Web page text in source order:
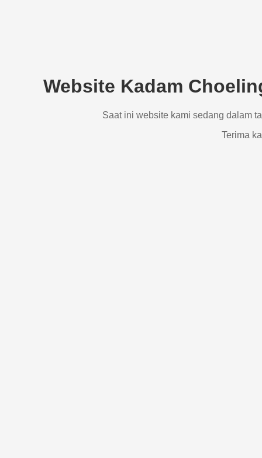
Website Kadam
Saat ini website kami sedang dalam
Terima